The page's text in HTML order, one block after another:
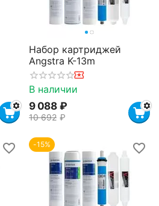
Набор картриджей
Angstra K-13m
В наличии
9 088 ₽
10 692 ₽
-15%